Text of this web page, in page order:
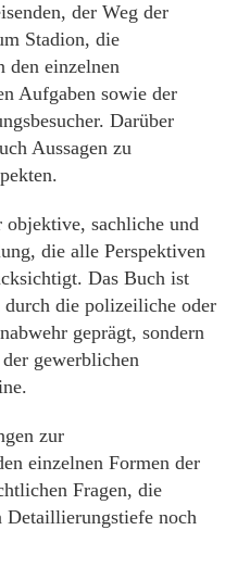
der Weg der
Stadion, die
den einzelnen
Aufgaben sowie der
Darüber
Aussagen zu
objektive, sachliche und
die alle Perspektiven
Das Buch ist
die polizeiliche oder
geprägt, sondern
gewerblichen
zur
einzelnen Formen der
Fragen, die
Detaillierungstiefe noch